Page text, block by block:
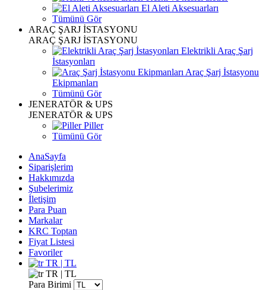
El Aleti Aksesuarları
Tümünü Gör
ARAÇ ŞARJ İSTASYONU
ARAÇ ŞARJ İSTASYONU
Elektrikli Araç Şarj
İstasyonları
Araç Şarj İstasyonu
Ekipmanları
Tümünü Gör
JENERATÖR & UPS
JENERATÖR & UPS
Piller
Tümünü Gör
AnaSayfa
Siparişlerim
Hakkımızda
Şubelerimiz
İletişim
Para Puan
Markalar
KRC Toptan
Fiyat Listesi
Favoriler
TR | TL
TR | TL
Para Birimi